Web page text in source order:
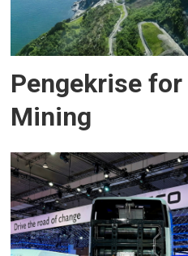
Pengekrise
Mining